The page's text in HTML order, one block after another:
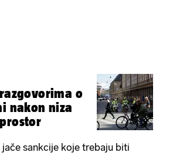
o
nakon niza
sankcije koje trebaju biti